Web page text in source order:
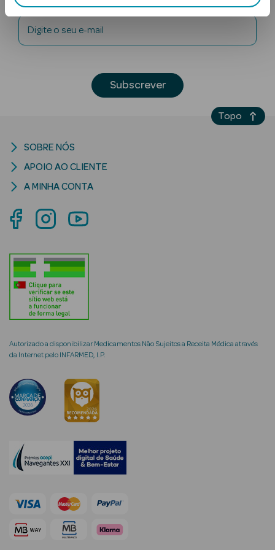
Corpo
Rosto
Lábios
Criança
Rosto e
Ver Tudo
Cosmética
Rosto
Hidratantes
Séruns Faciais
Creme de Olhos
Anti-
envelhecimento
Digite o seu e-mail
Subscrever
Autorizado a disponibilizar Medicamentos Não Sujeitos a Receita Médica através
da Internet pelo INFARMED, I.P.
SOBRE NÓS
APOIO AO CLIENTE
A MINHA CONTA
Topo